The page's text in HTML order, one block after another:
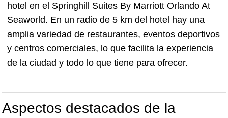
hotel en el Springhill Suites By Marriott Orlando At
Seaworld. En un radio de 5 km del hotel hay una
amplia variedad de restaurantes, eventos deportivos
y centros comerciales, lo que facilita la experiencia
de la ciudad y todo lo que tiene para ofrecer.
Aspectos destacados de la